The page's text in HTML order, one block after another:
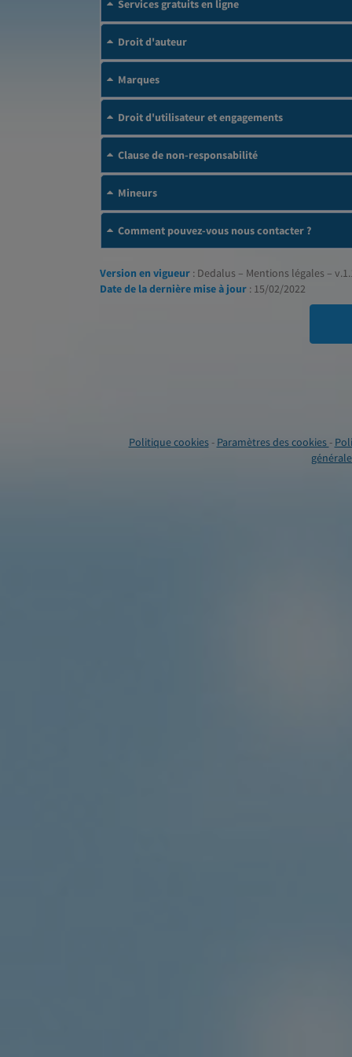
Services gratuits en ligne
Droit d'auteur
Marques
Droit d'utilisateur et engagements
Clause de non-responsabilité
Mineurs
Comment pouvez-vous nous contacter ?
Version en vigueur : Dedalus – Mentions légales –
Date de la dernière mise à jour : 15/02/2022
Politique cookies- Paramètres des cookies-